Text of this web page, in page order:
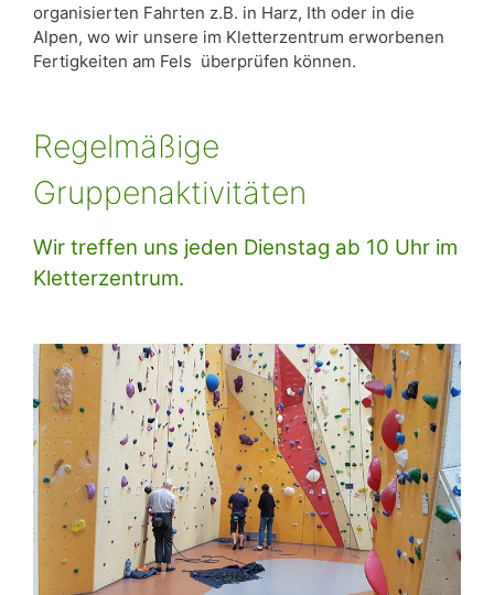
organisierten Fahrten z.B. in Harz, Ith oder in die
Alpen, wo wir unsere im Kletterzentrum erworbenen
Fertigkeiten am Fels überprüfen können.
Regelmäßige
Gruppenaktivitäten
Wir treffen uns jeden Dienstag ab 10 Uhr im
Kletterzentrum.